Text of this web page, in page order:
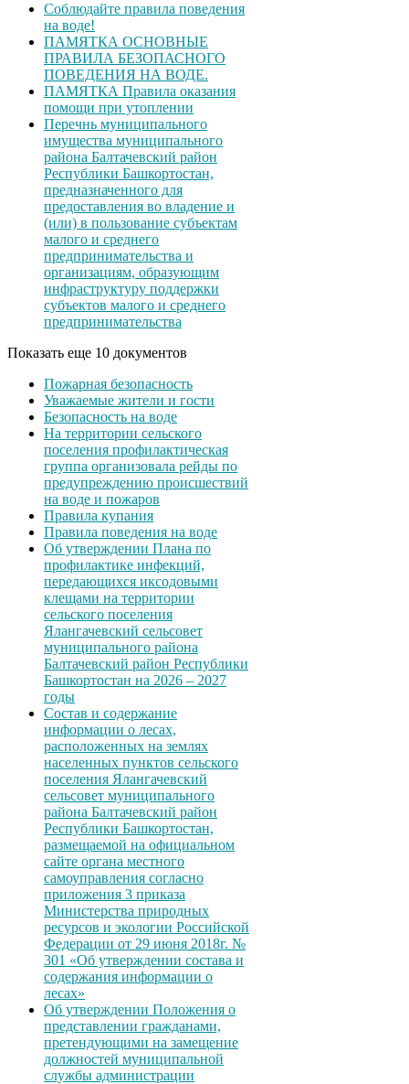
Соблюдайте правила поведения
на воде!
ПАМЯТКА ОСНОВНЫЕ
ПРАВИЛА БЕЗОПАСНОГО
ПОВЕДЕНИЯ НА ВОДЕ.
ПАМЯТКА Правила оказания
помощи при утоплении
Перечнь муниципального
имущества муниципального
района Балтачевский район
Республики Башкортостан,
предназначенного для
предоставления во владение и
(или) в пользование субъектам
малого и среднего
предпринимательства и
организациям, образующим
инфраструктуру поддержки
субъектов малого и среднего
предпринимательства
Показать еще 10 документов
Пожарная безопасность
Уважаемые жители и гости
Безопасность на воде
На территории сельского
поселения профилактическая
группа организовала рейды по
предупреждению происшествий
на воде и пожаров
Правила купания
Правила поведения на воде
Об утверждении Плана по
профилактике инфекций,
передающихся иксодовыми
клещами на территории
сельского поселения
Ялангачевский сельсовет
муниципального района
Балтачевский район Республики
Башкортостан на 2026 – 2027
годы
Состав и содержание
информации о лесах,
расположенных на землях
населенных пунктов сельского
поселения Ялангачевский
сельсовет муниципального
района Балтачевский район
Республики Башкортостан,
размещаемой на официальном
сайте органа местного
самоуправления согласно
приложения 3 приказа
Министерства природных
ресурсов и экологии Российской
Федерации от 29 июня 2018г. №
301 «Об утверждении состава и
содержания информации о
лесах»
Об утверждении Положения о
представлении гражданами,
претендующими на замещение
должностей муниципальной
службы администрации